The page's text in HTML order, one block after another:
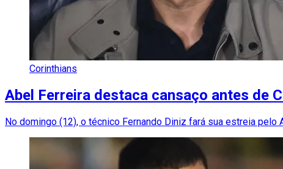
Corinthians
Abel Ferreira destaca cansaço antes de
No domingo (12), o técnico Fernando Diniz fará sua estreia